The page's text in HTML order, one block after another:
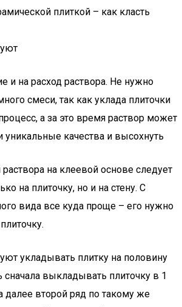
плиткой – как класть
и на расход раствора. Не нужно
смеси, так как уклада плиточки
а за это время раствор может
уникальные качества и высохнуть
на клеевой основе следует
на плиточку, но и на стену. С
вида все куда проще – его нужно
укладывать плитку на половину
сначала выкладывать плиточку в 1
далее второй ряд по такому же